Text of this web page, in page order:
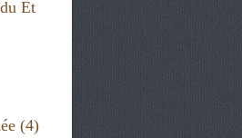
Et
(4)